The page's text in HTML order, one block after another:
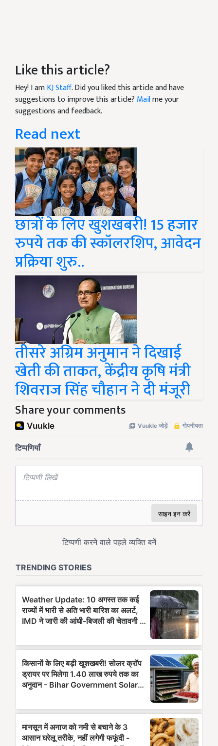
Like this article?
Hey! I amKJ Staff. Did you liked this article and have
suggestions to improve this article? Mailme your
suggestions and feedback.
Read next
छात्रों के लिए खुशखबरी! 15 हजार
रुपये तक की स्कॉलरशिप, आवेदन
प्रक्रिया शुरु..
तीसरे अग्रिम अनुमान ने दिखाई
खेती की ताकत, केंद्रीय कृषि मंत्री
शिवराज सिंह चौहान ने दी मंजूरी
Share your comments